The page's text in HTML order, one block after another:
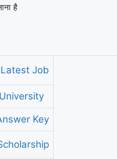
है
Job
Key